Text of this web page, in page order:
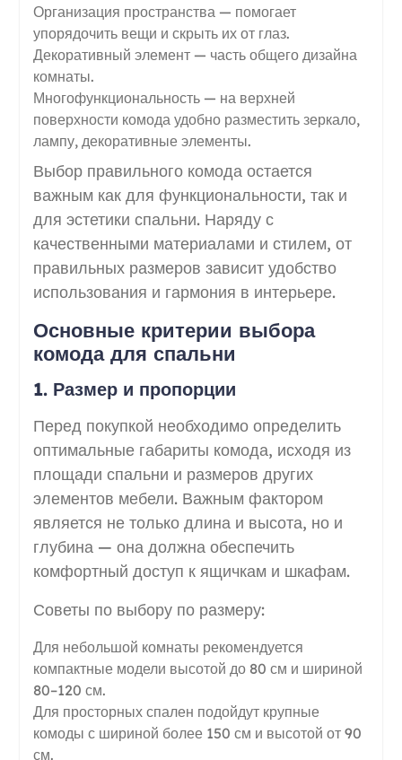
Организация пространства — помогает
упорядочить вещи и скрыть их от глаз.
Декоративный элемент — часть общего дизайна
комнаты.
Многофункциональность — на верхней
поверхности комода удобно разместить зеркало,
лампу, декоративные элементы.
Выбор правильного комода остается
важным как для функциональности, так и
для эстетики спальни. Наряду с
качественными материалами и стилем, от
правильных размеров зависит удобство
использования и гармония в интерьере.
Основные критерии выбора
комода для спальни
1. Размер и пропорции
Перед покупкой необходимо определить
оптимальные габариты комода, исходя из
площади спальни и размеров других
элементов мебели. Важным фактором
является не только длина и высота, но и
глубина — она должна обеспечить
комфортный доступ к ящичкам и шкафам.
Советы по выбору по размеру:
Для небольшой комнаты рекомендуется
компактные модели высотой до 80 см и шириной
80–120 см.
Для просторных спален подойдут крупные
комоды с шириной более 150 см и высотой от 90
см.